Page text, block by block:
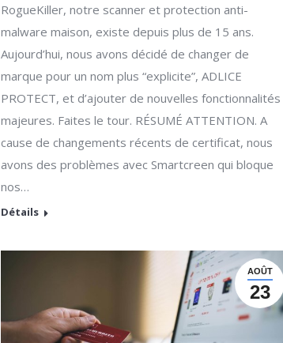
RogueKiller, notre scanner et protection anti-
malware maison, existe depuis plus de 15 ans.
Aujourd’hui, nous avons décidé de changer de
marque pour un nom plus “explicite”, ADLICE
PROTECT, et d’ajouter de nouvelles fonctionnalités
majeures. Faites le tour. RÉSUMÉ ATTENTION. A
cause de changements récents de certificat, nous
avons des problèmes avec Smartcreen qui bloque
nos…
Détails
AOÛT
23